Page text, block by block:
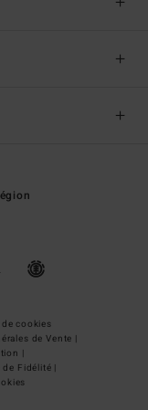
de cookies
de Vente |
|
Fidélité |